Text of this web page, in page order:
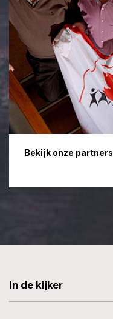
Bekijk onze partners
In de kijker